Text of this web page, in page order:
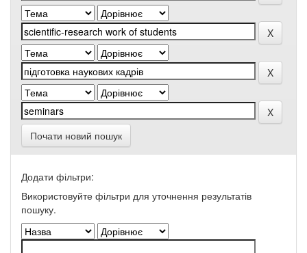
Почати новий пошук
Додати фільтри:
Використовуйте фільтри для уточнення результатів
пошуку.